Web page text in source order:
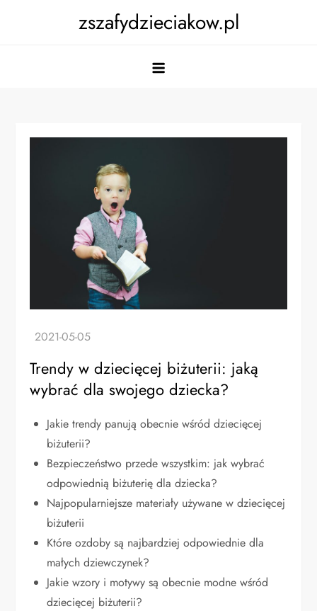
zszafydzieciakow.pl
Trendy w dziecięcej biżuterii: jaką
wybrać dla swojego dziecka?
Jakie trendy panują obecnie wśród dziecięcej
biżuterii?
Bezpieczeństwo przede wszystkim: jak wybrać
odpowiednią biżuterię dla dziecka?
Najpopularniejsze materiały używane w dziecięcej
biżuterii
Które ozdoby są najbardziej odpowiednie dla
małych dziewczynek?
Jakie wzory i motywy są obecnie modne wśród
dziecięcej biżuterii?